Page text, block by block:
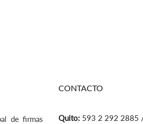
de firmas
CONTACTO
Quito: 593 2 292 2885